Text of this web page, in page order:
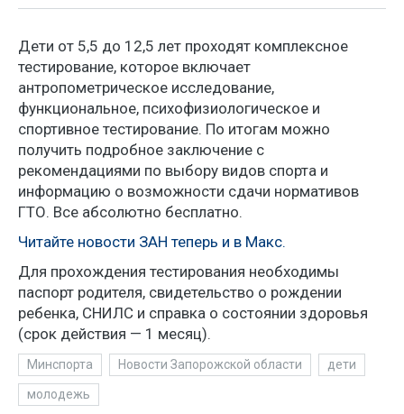
Дети от 5,5 до 12,5 лет проходят комплексное
тестирование, которое включает
антропометрическое исследование,
функциональное, психофизиологическое и
спортивное тестирование. По итогам можно
получить подробное заключение с
рекомендациями по выбору видов спорта и
информацию о возможности сдачи нормативов
ГТО. Все абсолютно бесплатно.
Читайте новости ЗАН теперь и в Макс.
Для прохождения тестирования необходимы
паспорт родителя, свидетельство о рождении
ребенка, СНИЛС и справка о состоянии здоровья
(срок действия — 1 месяц).
Минспорта Новости Запорожской области дети
молодежь